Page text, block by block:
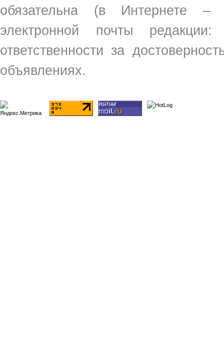
обязательна (в Интернете
электронной почты
ответственности за
объявлениях.